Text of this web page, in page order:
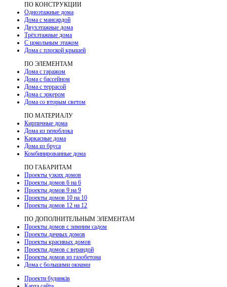
ПО КОНСТРУКЦИИ
Одноэтажные дома
Дома с мансардой
Двухэтажные дома
Трёхэтажные дома
С цокольным этажом
Дома с плоской крышей
ПО ЭЛЕМЕНТАМ
Дома с гаражом
Дома с бассейном
Дома с террасой
Дома с эркером
Дома со вторым светом
ПО МАТЕРИАЛУ
Кирпичные дома
Дома из пеноблока
Каркасные дома
Дома из бруса
Комбинированные дома
ПО ГАБАРИТАМ
Проекты узких домов
Проекты домов 6 на 6
Проекты домов 9 на 9
Проекты домов 10 на 10
Проекты домов 12 на 12
ПО ДОПОЛНИТЕЛЬНЫМ ЭЛЕМЕНТАМ
Проекты домов с зимним садом
Проекты дачных домов
Проекты красивых домов
Проекты домов с верандой
Проекты домов из газобетона
Дома с большими окнами
Проекти будинків